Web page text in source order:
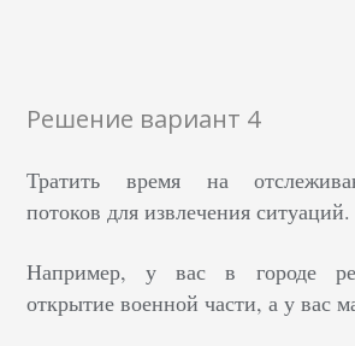
Решение вариант 4
Тратить время на
потоков для извлечения ситуаций.
Например, у вас в городе
открытие военной части, а у вас